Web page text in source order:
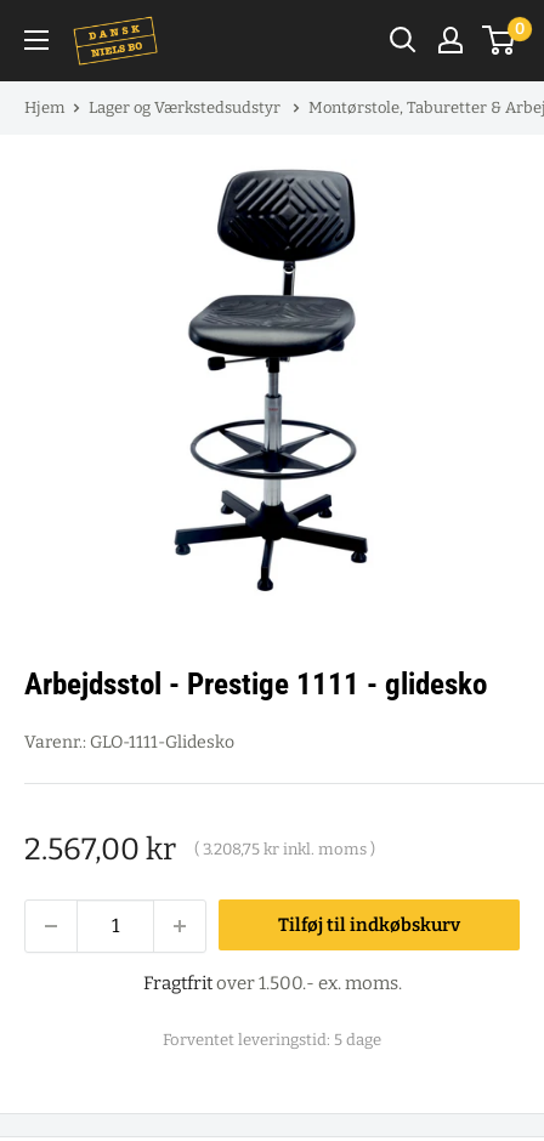
indhold
0
Hjem Lager og Værkstedsudstyr Montørstole, Taburetter &
Arbejdsstol - Prestige 1111 - glidesko
Varenr.: GLO-1111-Glidesko
Salgspris
2.567,00 kr ( 3.208,75 kr inkl. moms )
Tilføj til indkøbskurv
Fragtfritover 1.500.- ex. moms.
Forventet leveringstid: 5 dage